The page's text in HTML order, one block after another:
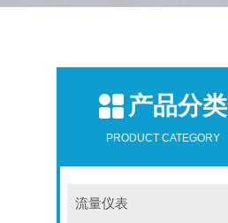
产品分类
PRODUCT CATEGORY
流量仪表